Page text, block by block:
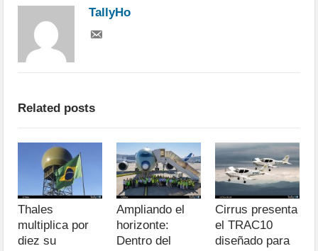
TallyHo
Related posts
Thales
multiplica por
diez su
Ampliando el
horizonte:
Dentro del
Cirrus presenta
el TRAC10
diseñado para